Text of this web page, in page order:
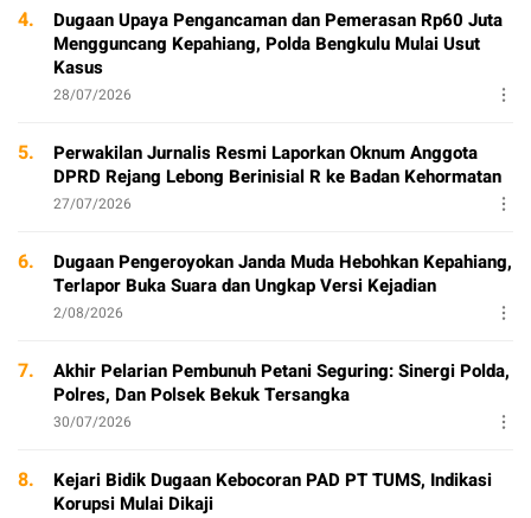
4.
Dugaan Upaya Pengancaman dan Pemerasan Rp60 Juta
Mengguncang Kepahiang, Polda Bengkulu Mulai Usut
Kasus
28/07/2026
5.
Perwakilan Jurnalis Resmi Laporkan Oknum Anggota
DPRD Rejang Lebong Berinisial R ke Badan Kehormatan
27/07/2026
6.
Dugaan Pengeroyokan Janda Muda Hebohkan Kepahiang,
Terlapor Buka Suara dan Ungkap Versi Kejadian
2/08/2026
7.
Akhir Pelarian Pembunuh Petani Seguring: Sinergi Polda,
Polres, Dan Polsek Bekuk Tersangka
30/07/2026
8.
Kejari Bidik Dugaan Kebocoran PAD PT TUMS, Indikasi
Korupsi Mulai Dikaji